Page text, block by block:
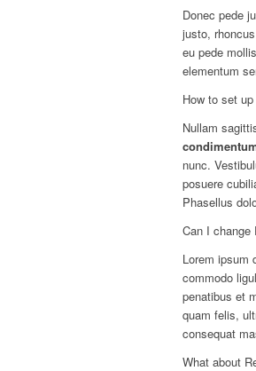
Donec pede
justo,
eu pede
elementum
How to set
Nullam
nunc.
posuere
Phasellus
Can I
Lorem ipsum
commodo
penatibus et
quam felis,
consequat
What about